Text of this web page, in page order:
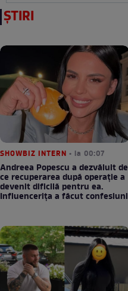
ȘTIRI
SHOWBIZ INTERN • la 00:07
Andreea Popescu a dezvăluit de
ce recuperarea după operație a
devenit dificilă pentru ea.
Influencerița a făcut confesiuni